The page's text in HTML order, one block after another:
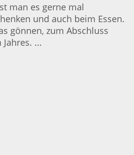
man es gerne mal
und auch beim Essen.
gönnen, zum Abschluss
...